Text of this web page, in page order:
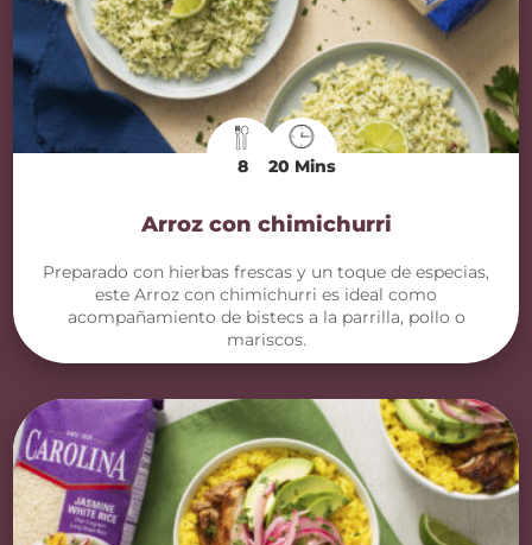
8 20 Mins
Arroz con chimichurri
Preparado con hierbas frescas y un toque de especias,
este Arroz con chimichurri es ideal como
acompañamiento de bistecs a la parrilla, pollo o
mariscos.